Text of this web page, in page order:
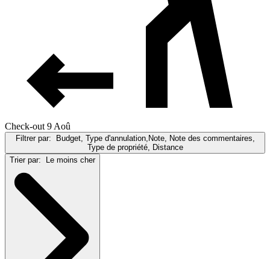
Check-out 9 Aoû
Filtrer par:
Budget, Type d'annulation,Note, Note des commentaires,
Type de propriété, Distance
Trier par:
Le moins cher